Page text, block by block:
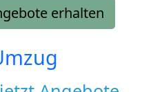
erhalten